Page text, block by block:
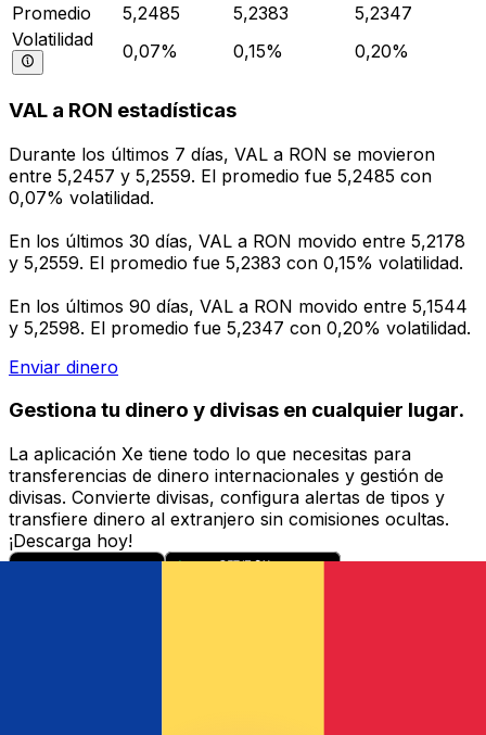
Promedio
5,2485 5,2383
5,2347
Volatilidad
0,07% 0,15% 0,20%
VAL a RON estadísticas
Durante los últimos 7 días, VAL a RON se movieron
entre 5,2457 y 5,2559. El promedio fue 5,2485 con
0,07% volatilidad.
En los últimos 30 días, VAL a RON movido entre 5,2178
y 5,2559. El promedio fue 5,2383 con 0,15% volatilidad.
En los últimos 90 días, VAL a RON movido entre 5,1544
y 5,2598. El promedio fue 5,2347 con 0,20% volatilidad.
Enviar dinero
Gestiona tu dinero y divisas en cualquier lugar.
La aplicación Xe tiene todo lo que necesitas para
transferencias de dinero internacionales y gestión de
divisas. Convierte divisas, configura alertas de tipos y
transfiere dinero al extranjero sin comisiones ocultas.
¡Descarga hoy!